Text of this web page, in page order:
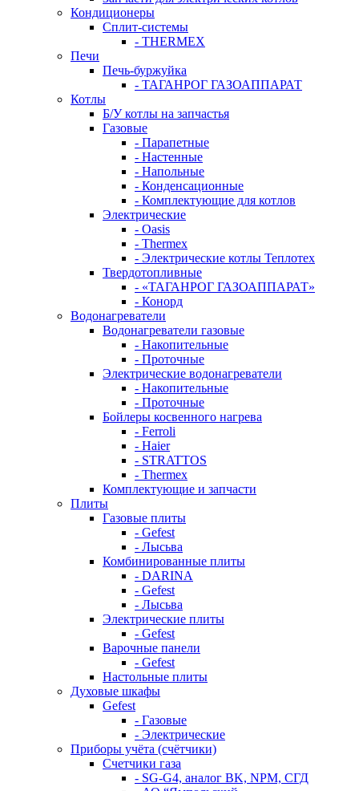
Кондиционеры
Сплит-системы
- THERMEX
Печи
Печь-буржуйка
- ТАГАНРОГ ГАЗОАППАРАТ
Котлы
Б/У котлы на запчастья
Газовые
- Парапетные
- Настенные
- Напольные
- Конденсационные
- Комплектующие для котлов
Электрические
- Oasis
- Thermex
- Электрические котлы Теплотех
Твердотопливные
- «ТАГАНРОГ ГАЗОАППАРАТ»
- Конорд
Водонагреватели
Водонагреватели газовые
- Накопительные
- Проточные
Электрические водонагреватели
- Накопительные
- Проточные
Бойлеры косвенного нагрева
- Ferroli
- Haier
- STRATTOS
- Thermex
Комплектующие и запчасти
Плиты
Газовые плиты
- Gefest
- Лысьва
Комбинированные плиты
- DARINA
- Gefest
- Лысьва
Электрические плиты
- Gefest
Варочные панели
- Gefest
Настольные плиты
Духовые шкафы
Gefest
- Газовые
- Электрические
Приборы учёта (счётчики)
Счетчики газа
- SG-G4, аналог BK, NPM, СГД